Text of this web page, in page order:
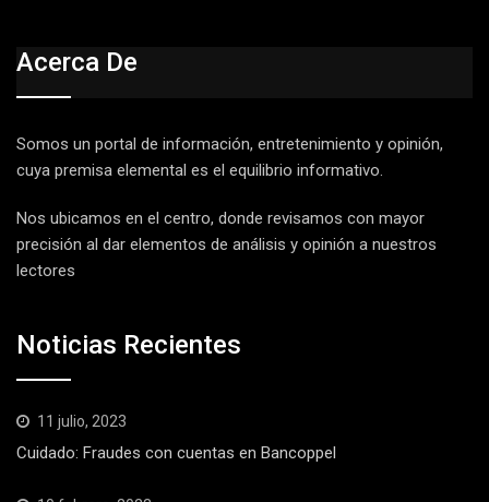
Acerca De
Somos un portal de información, entretenimiento y opinión,
cuya premisa elemental es el equilibrio informativo.
Nos ubicamos en el centro, donde revisamos con mayor
precisión al dar elementos de análisis y opinión a nuestros
lectores
Noticias Recientes
11 julio, 2023
Cuidado: Fraudes con cuentas en Bancoppel